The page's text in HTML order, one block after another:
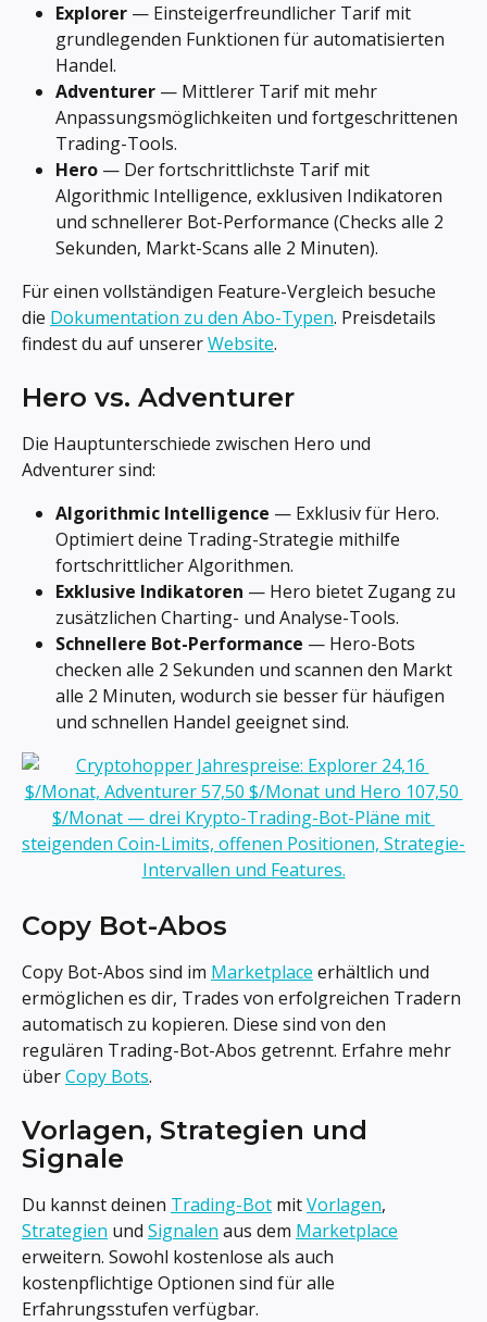
Explorer — Einsteigerfreundlicher Tarif mit
grundlegenden Funktionen für automatisierten
Handel.
Adventurer — Mittlerer Tarif mit mehr
Anpassungsmöglichkeiten und fortgeschrittenen
Trading-Tools.
Hero — Der fortschrittlichste Tarif mit
Algorithmic Intelligence, exklusiven Indikatoren
und schnellerer Bot-Performance (Checks alle 2
Sekunden, Markt-Scans alle 2 Minuten).
Für einen vollständigen Feature-Vergleich besuche
die Dokumentation zu den Abo-Typen. Preisdetails
findest du auf unserer Website.
Hero vs. Adventurer
Die Hauptunterschiede zwischen Hero und
Adventurer sind:
Algorithmic Intelligence — Exklusiv für Hero.
Optimiert deine Trading-Strategie mithilfe
fortschrittlicher Algorithmen.
Exklusive Indikatoren — Hero bietet Zugang zu
zusätzlichen Charting- und Analyse-Tools.
Schnellere Bot-Performance — Hero-Bots
checken alle 2 Sekunden und scannen den Markt
alle 2 Minuten, wodurch sie besser für häufigen
und schnellen Handel geeignet sind.
Copy Bot-Abos
Copy Bot-Abos sind im Marketplace erhältlich und
ermöglichen es dir, Trades von erfolgreichen Tradern
automatisch zu kopieren. Diese sind von den
regulären Trading-Bot-Abos getrennt. Erfahre mehr
über Copy Bots.
Vorlagen, Strategien und
Signale
Du kannst deinen Trading-Bot mit Vorlagen,
Strategien und Signalen aus dem Marketplace
erweitern. Sowohl kostenlose als auch
kostenpflichtige Optionen sind für alle
Erfahrungsstufen verfügbar.